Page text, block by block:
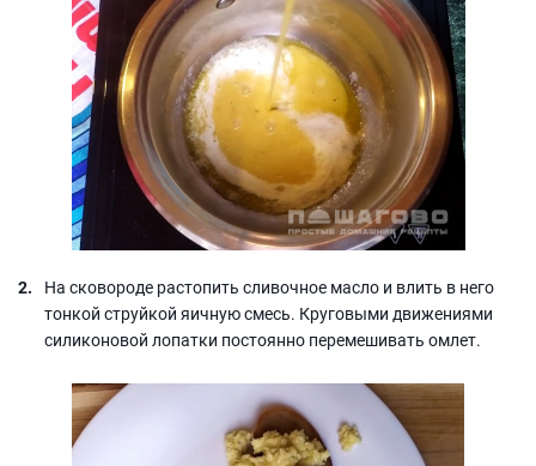
На сковороде растопить сливочное масло и влить в него
тонкой струйкой яичную смесь. Круговыми движениями
силиконовой лопатки постоянно перемешивать омлет.